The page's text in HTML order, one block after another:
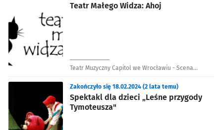
Teatr Małego Widza: Ahoj
Teatr Muzyczny Capitol we Wrocławiu - Scena
Spektakl dla dzieci „Leśne przygody
Tymoteusza"
Zakończyło się 18.02.2024 (2 lata temu)